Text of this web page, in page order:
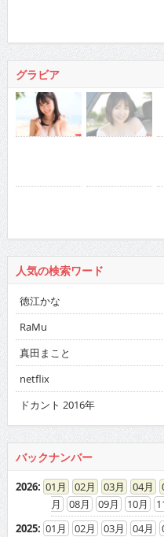
グラビア
人気の検索ワード
徳江かな
RaMu
真田まこと
netflix
ドカント 2016年
バックナンバー
2026: 01 02 03 04
08
09 10
2025: 01 02 03 04